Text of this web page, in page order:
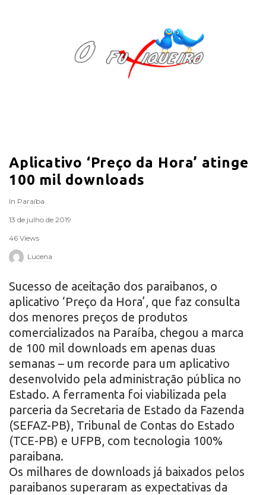
F
q
r
o
Aplicativo ‘Preço da Hora’ atinge
100 mil downloads
In Paraíba
13 de julho de 2019
46 Views
Lucena
Sucesso de aceitação dos paraibanos, o
aplicativo ‘Preço da Hora’, que faz consulta
dos menores preços de produtos
comercializados na Paraíba, chegou a marca
de 100 mil downloads em apenas duas
semanas – um recorde para um aplicativo
desenvolvido pela administração pública no
Estado. A ferramenta foi viabilizada pela
parceria da Secretaria de Estado da Fazenda
(SEFAZ-PB), Tribunal de Contas do Estado
(TCE-PB) e UFPB, com tecnologia 100%
paraibana.
Os milhares de downloads já baixados pelos
paraibanos superaram as expectativas da